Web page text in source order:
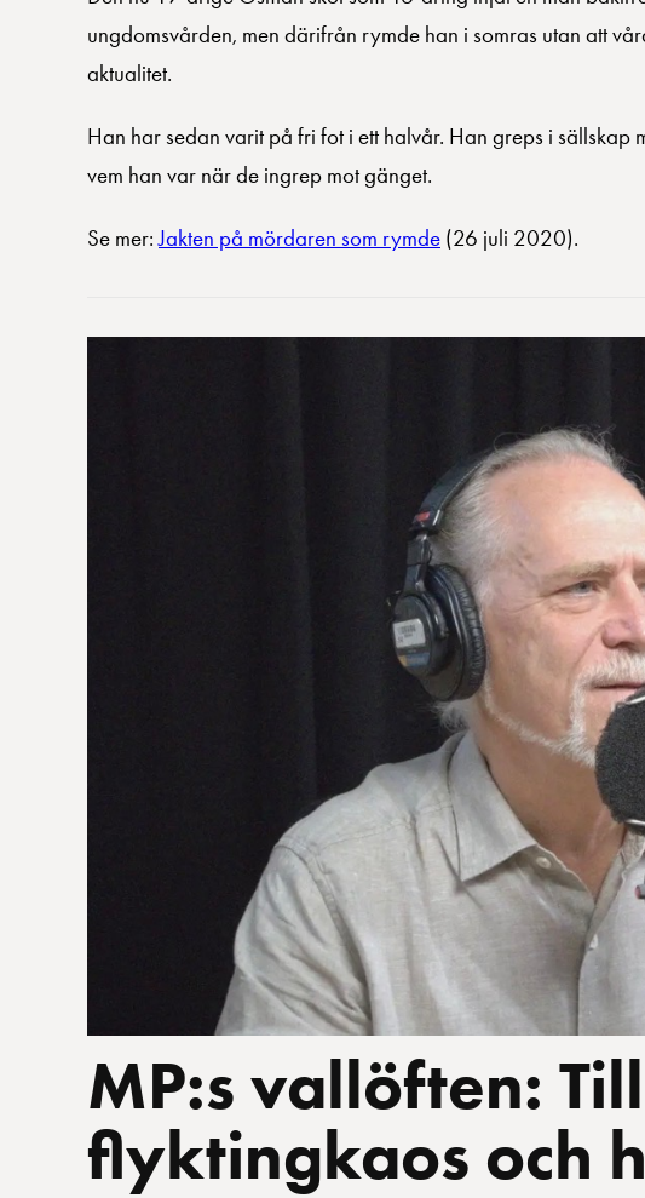
ungdomsvården, men därifrån rymde han i somras utan att
aktualitet.
Han har sedan varit på fri fot i ett halvår. Han greps i sällskap
vem han var när de ingrep mot gänget.
Se mer:Jakten på mördaren som rymde (26 juli 2020).
MP:s vallöften:
flyktingkaos och